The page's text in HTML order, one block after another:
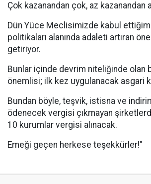
Çok kazanandan çok, az kazanandan
Dün Yüce Meclisimizde kabul
politikaları alanında adaleti artıran
getiriyor.
Bunlar içinde devrim niteliğinde olan
önemlisi; ilk kez uygulanacak asgari
Bundan böyle, teşvik, istisna ve
ödenecek vergisi çıkmayan
10 kurumlar vergisi alınacak.
Emeği geçen herkese teşekkürler!"